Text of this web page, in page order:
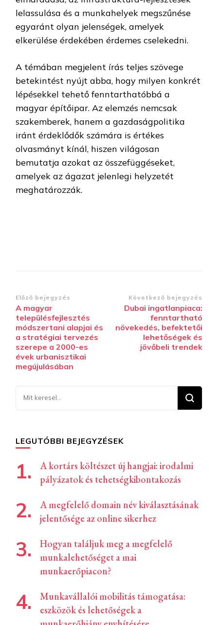
lelassulása és a munkahelyek megszűnése
egyaránt olyan jelenségek, amelyek
elkerülése érdekében érdemes cselekedni.
A témában megjelent írás teljes szövege
betekintést nyújt abba, hogy milyen konkrét
lépésekkel tehető fenntarthatóbbá a
magyar építőipar. Az elemzés nemcsak
szakemberek, hanem a gazdaságpolitika
iránt érdeklődők számára is értékes
olvasmányt kínál, hiszen világosan
bemutatja azokat az összefüggéseket,
amelyek az ágazat jelenlegi helyzetét
meghatározzák.
Bejegyzések
navigációja
Előző bejegyzés
A magyar
településfejlesztés
módszertani alapjai és
a stratégiai tervezés
szerepe a 2000-es
évek urbanisztikai
megújulásában
Következő bejegyzés
Dubai ingatlanpiaca:
fenntartható
növekedés, befektetői
lehetőségek és
jövőbeli trendek
Keresel
valamit?
LEGUTÓBBI BEJEGYZÉSEK
A kortárs költészet új hangjai: irodalmi
pályázatok és tehetségkibontakozás
A megfelelő domain név kiválasztásának
jelentősége az online sikerhez
Hogyan találjuk meg a megfelelő
munkalehetőséget a mai
munkaerőpiacon?
Munkavállalói mobilitás támogatása:
eszközök és lehetőségek a